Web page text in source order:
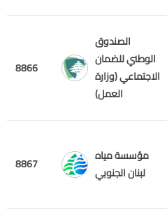
8866
الصندوق
الوطني للضمان
الاجتماعي (وزارة
العمل)
8867
مؤسسة مياه
لبنان الجنوبي